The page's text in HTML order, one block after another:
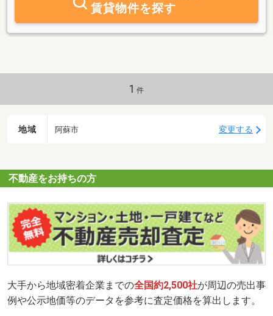
賃貸物件を探す
1 件
地域 阿蘇市 変更する
不動産をお持ちの方
大手から地域密着企業までの全国約2,500社が周辺の売出事
例や公示地価等のデータを参考に査定価格を算出します。